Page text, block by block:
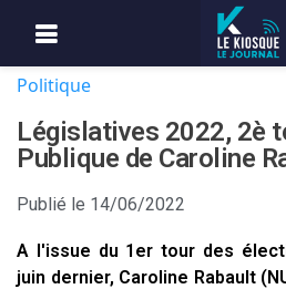
Politique
Législatives 2022, 2è
Publique de Caroline
Publié le 14/06/2022
A l'issue du 1er tour des
juin dernier, Caroline Rabault